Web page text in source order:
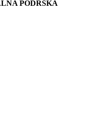
PODRŠKA